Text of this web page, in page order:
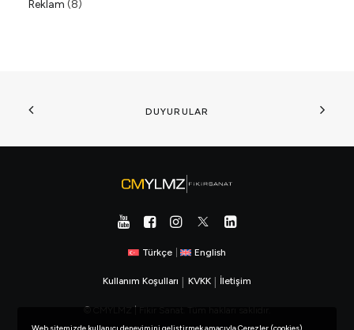
Reklam (8)
DUYURULAR
Türkçe English
Kullanım Koşulları KVKK İletişim
© CMYLMZ | Fikir Sanat. Tüm hakları saklıdır.